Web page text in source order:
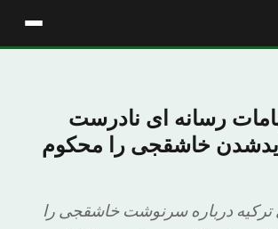
رسانه ای نادرست
خاشقجی را محکوم
درباره سرنوشت خاشقجی را